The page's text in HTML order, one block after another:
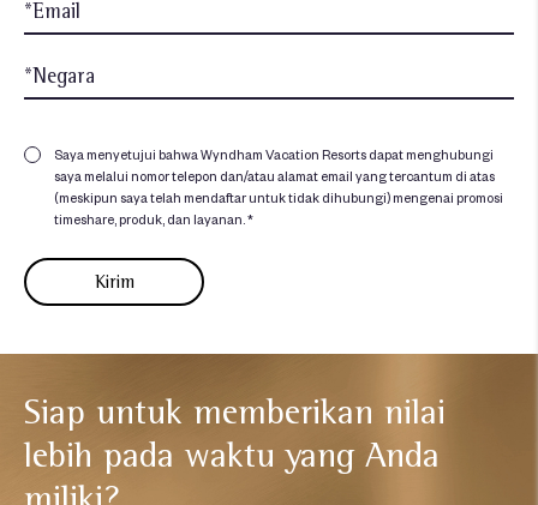
Saya menyetujui bahwa Wyndham Vacation Resorts dapat menghubungi
saya melalui nomor telepon dan/atau alamat email yang tercantum di atas
(meskipun saya telah mendaftar untuk tidak dihubungi) mengenai promosi
timeshare, produk, dan layanan. *
Siap untuk memberikan nilai
lebih pada waktu yang Anda